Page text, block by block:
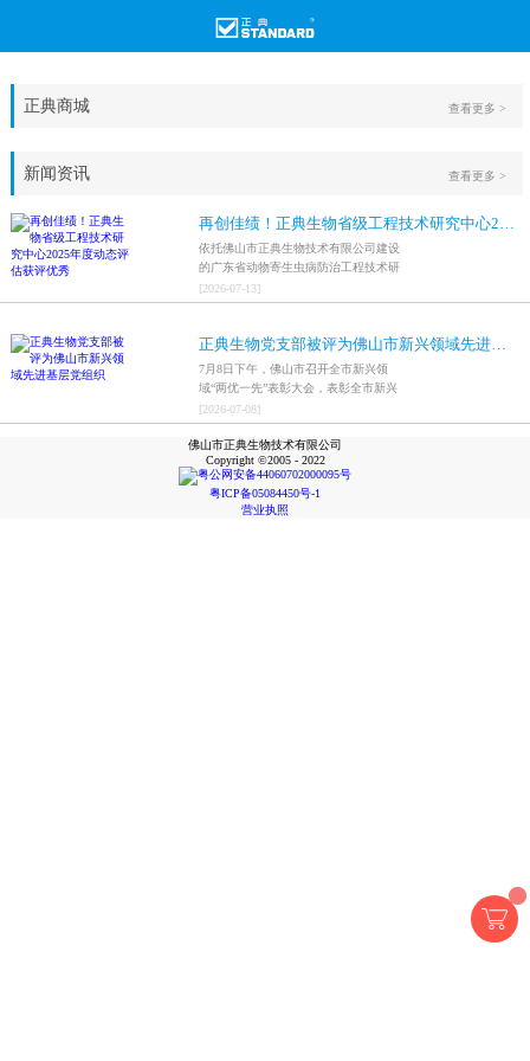
正典商城 查看更多 >
新闻资讯
再创佳绩！正典生物省级工程技术研究中心2025年度动态评估获评优秀
依托佛山市正典生物技术有限公司建设
的广东省动物寄生虫病防治工程技术研
究中心，在全省参评科研平台中综合表
现突出，成功获评最高评价等级“优
[2026-07-13]
正典生物党支部被评为佛山市新兴领域先进基层党组织
7月8日下午，佛山市召开全市新兴领
域“两优一先”表彰大会，表彰全市新兴
领域优秀共产党员、优秀党务工作者和
先进基层党组织，中共佛山市正典生物
技术有限公司支部委员会被评为佛山市
新兴领域先进基层党组织。
[2026-07-08]
查看更多 >
佛山市正典生物技术有限公司
Copyright ©2005 - 2022
粤公网安备44060702000095号
粤ICP备05084450号-1
营业执照